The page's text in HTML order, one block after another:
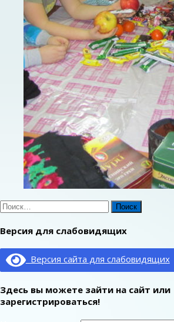
Найти:
Версия для слабовидящих
Версия сайта для слабовидящих
Здесь вы можете зайти на сайт или
зарегистрироваться!